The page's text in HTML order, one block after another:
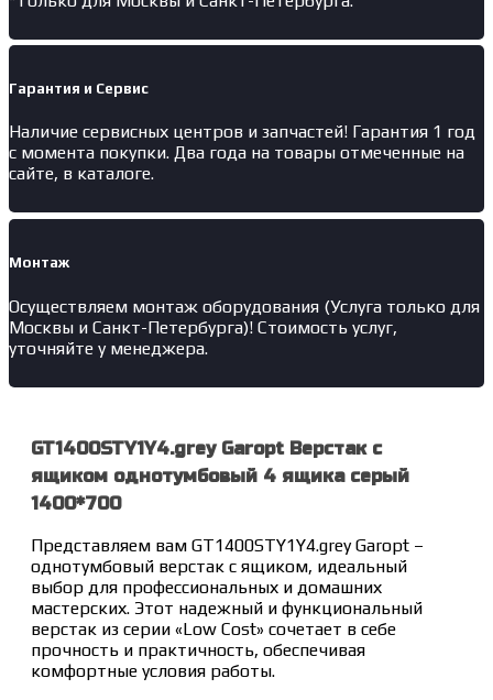
Гарантия и Сервис
Наличие сервисных центров и запчастей! Гарантия 1 год
с момента покупки. Два года на товары отмеченные на
сайте, в каталоге.
Монтаж
Осуществляем монтаж оборудования (Услуга только для
Москвы и Санкт-Петербурга)! Стоимость услуг,
уточняйте у менеджера.
GT1400STY1Y4.grey Garopt Верстак с
ящиком однотумбовый 4 ящика серый
1400*700
Представляем вам GT1400STY1Y4.grey Garopt –
однотумбовый верстак с ящиком, идеальный
выбор для профессиональных и домашних
мастерских. Этот надежный и функциональный
верстак из серии «Low Cost» сочетает в себе
прочность и практичность, обеспечивая
комфортные условия работы.